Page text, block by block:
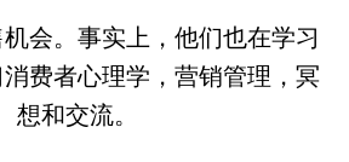
会。事实上，他们也在学习
费者心理学，营销管理，冥
想和交流。